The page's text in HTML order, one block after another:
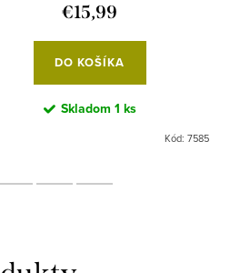
€15,99
DO KOŠÍKA
Skladom 1 ks
Kód: 7585